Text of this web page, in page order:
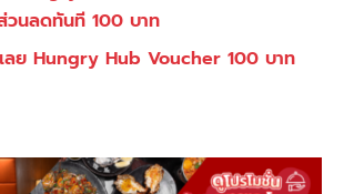
วนลดทันที 100 บาท
ลย Hungry Hub Voucher 100 บาท